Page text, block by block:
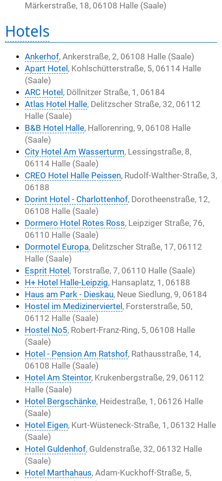
Märkerstraße, 18, 06108 Halle (Saale)
Hotels
Ankerhof, Ankerstraße, 2, 06108 Halle (Saale)
Apart Hotel , Kohlschütterstraße, 5, 06114 Halle
(Saale)
ARC Hotel , Döllnitzer Straße, 1, 06184
Atlas Hotel Halle, Delitzscher Straße, 32, 06112
Halle (Saale)
B&B Hotel Halle, Hallorenring, 9, 06108 Halle
(Saale)
City Hotel Am Wasserturm, Lessingstraße, 8,
06114 Halle (Saale)
CREO Hotel Halle Peissen, Rudolf-Walther-Straße, 3,
06188
Dorint Hotel - Charlottenhof, Dorotheenstraße, 12,
06108 Halle (Saale)
Dormero Hotel Rotes Ross, Leipziger Straße, 76,
06110 Halle (Saale)
Dormotel Europa, Delitzscher Straße, 17, 06112
Halle (Saale)
Esprit Hotel , Torstraße, 7, 06110 Halle (Saale)
H+ Hotel Halle-Leipzig, Hansaplatz, 1, 06188
Haus am Park - Dieskau, Neue Siedlung, 9, 06184
Hostel im Medizinerviertel , Forsterstraße, 50,
06112 Halle (Saale)
Hostel No5, Robert-Franz-Ring, 5, 06108 Halle
(Saale)
Hotel - Pension Am Ratshof, Rathausstraße, 14,
06108 Halle (Saale)
Hotel Am Steintor, Krukenbergstraße, 29, 06112
Halle (Saale)
Hotel Bergschänke, Heidestraße, 1, 06126 Halle
(Saale)
Hotel Eigen, Kurt-Wüsteneck-Straße, 1, 06132 Halle
(Saale)
Hotel Guldenhof, Guldenstraße, 32, 06132 Halle
(Saale)
Hotel Marthahaus, Adam-Kuckhoff-Straße, 5,